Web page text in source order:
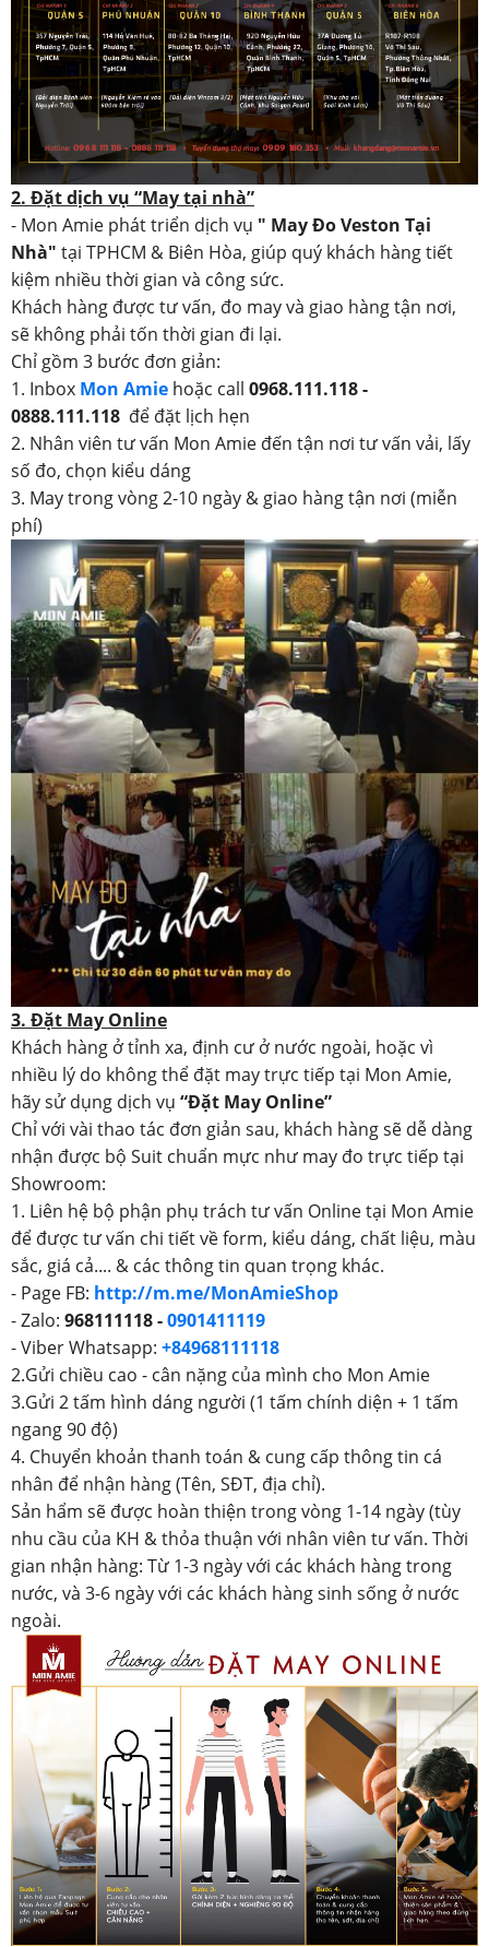
2. Đặt dịch vụ “May tại nhà”
- Mon Amie phát triển dịch vụ " May Đo Veston Tại
Nhà" tại TPHCM & Biên Hòa, giúp quý khách hàng tiết
kiệm nhiều thời gian và công sức.
Khách hàng được tư vấn, đo may và giao hàng tận nơi,
sẽ không phải tốn thời gian đi lại.
Chỉ gồm 3 bước đơn giản:
1. Inbox Mon Amie hoặc call 0968.111.118 -
0888.111.118 để đặt lịch hẹn
2. Nhân viên tư vấn Mon Amie đến tận nơi tư vấn vải, lấy
số đo, chọn kiểu dáng
3. May trong vòng 2-10 ngày & giao hàng tận nơi (miễn
phí)
3. Đặt May Online
Khách hàng ở tỉnh xa, định cư ở nước ngoài, hoặc vì
nhiều lý do không thể đặt may trực tiếp tại Mon Amie,
hãy sử dụng dịch vụ “Đặt May Online”
Chỉ với vài thao tác đơn giản sau, khách hàng sẽ dễ dàng
nhận được bộ Suit chuẩn mực như may đo trực tiếp tại
Showroom:
1. Liên hệ bộ phận phụ trách tư vấn Online tại Mon Amie
để được tư vấn chi tiết về form, kiểu dáng, chất liệu, màu
sắc, giá cả.... & các thông tin quan trọng khác.
- Page FB: http://m.me/MonAmieShop
- Zalo: 968111118 -0901411119
- Viber Whatsapp: +84968111118
2.Gửi chiều cao - cân nặng của mình cho Mon Amie
3.Gửi 2 tấm hình dáng người (1 tấm chính diện + 1 tấm
ngang 90 độ)
4. Chuyển khoản thanh toán & cung cấp thông tin cá
nhân để nhận hàng (Tên, SĐT, địa chỉ).
Sản hẩm sẽ được hoàn thiện trong vòng 1-14 ngày (tùy
nhu cầu của KH & thỏa thuận với nhân viên tư vấn. Thời
gian nhận hàng: Từ 1-3 ngày với các khách hàng trong
nước, và 3-6 ngày với các khách hàng sinh sống ở nước
ngoài.